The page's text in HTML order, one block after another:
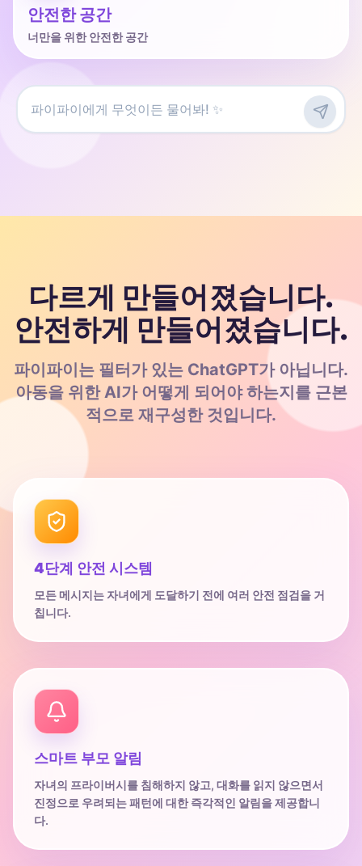
안전한 공간
너만을 위한 안전한 공간
다르게 만들어졌습니다.
안전하게 만들어졌습니다.
파이파이는 필터가 있는 ChatGPT가 아닙니다.
아동을 위한 AI가 어떻게 되어야 하는지를 근본
적으로 재구성한 것입니다.
4단계 안전 시스템
모든 메시지는 자녀에게 도달하기 전에 여러 안전 점검을 거
칩니다.
스마트 부모 알림
자녀의 프라이버시를 침해하지 않고, 대화를 읽지 않으면서
진정으로 우려되는 패턴에 대한 즉각적인 알림을 제공합니
다.